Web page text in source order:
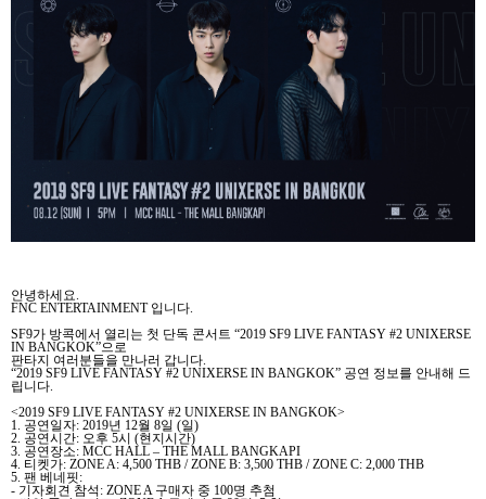
안녕하세요.
FNC ENTERTAINMENT 입니다.
SF9가 방콕에서 열리는 첫 단독 콘서트 “2019 SF9 LIVE FANTASY #2 UNIXERSE
IN BANGKOK”으로
판타지 여러분들을 만나러 갑니다.
“2019 SF9 LIVE FANTASY #2 UNIXERSE IN BANGKOK” 공연 정보를 안내해 드
립니다.
<2019 SF9 LIVE FANTASY #2 UNIXERSE IN BANGKOK>
1. 공연일자: 2019년 12월 8일 (일)
2. 공연시간: 오후 5시 (현지시간)
3. 공연장소: MCC HALL – THE MALL BANGKAPI
4. 티켓가: ZONE A: 4,500 THB / ZONE B: 3,500 THB / ZONE C: 2,000 THB
5. 팬 베네핏:
- 기자회견 참석 : ZONE A 구매자 중 100명 추첨